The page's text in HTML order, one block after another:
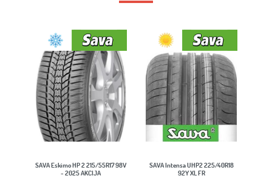
SAVA Eskimo HP 2 215/55R17 98V
- 2025 AKCIJA
SAVA Intensa UHP2 225/40R18
92Y XL FR